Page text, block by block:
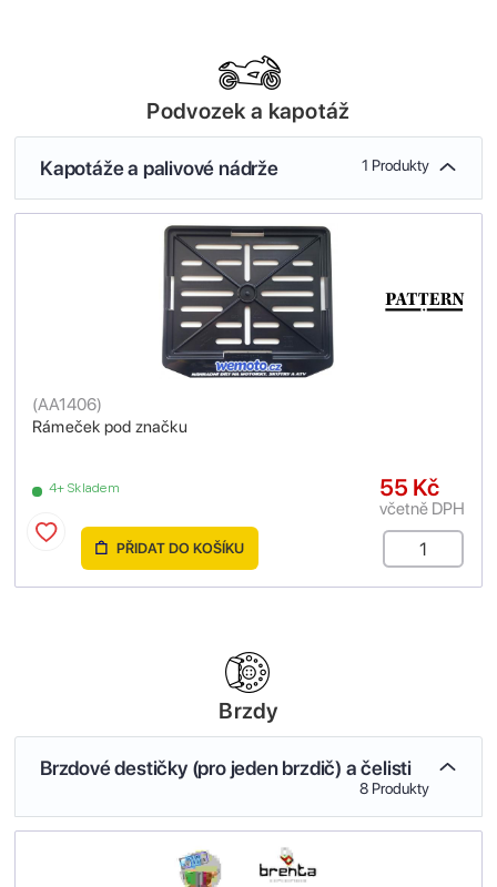
Podvozek a kapotáž
Kapotáže a palivové nádrže 1 Produkty
Rámeček pod značku
(AA1406)
4+ Skladem 55 Kč
včetně DPH
PŘIDAT DO KOŠÍKU
Brzdy
Brzdové destičky (pro jeden brzdič) a čelisti
8 Produkty